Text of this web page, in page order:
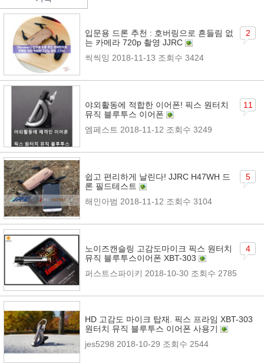
입문용 드론 추천 : 호버링으로 흔들림 없
는 카메라 720p 촬영 JJRC
2
씩씩잉 2018-11-13 조회수 3424
야외활동에 적합한 이어폰! 픽스 원터치
뮤직 블루투스 이어폰
11
엠페스트 2018-11-12 조회수 3249
쉽고 편리하게 날린다! JJRC H47WH 드
론 필드테스트
5
해인아범 2018-11-12 조회수 3104
노이즈캔슬링 고감도마이크 픽스 원터치
뮤직 블루투스이어폰 XBT-303
4
퍼스트스파이키 2018-10-30 조회수 2785
HD 고감도 마이크 탑재. 픽스 프라임 XBT-303
원터치 뮤직 블루투스 이어폰 사용기
jes5298 2018-10-29 조회수 2544